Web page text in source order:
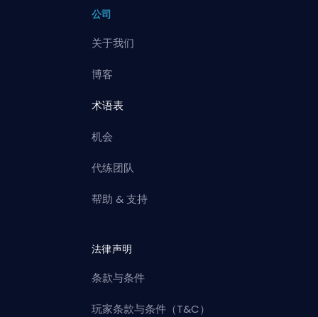
公司
关于我们
博客
术语表
机会
代练团队
帮助 & 支持
法律声明
条款与条件
玩家条款与条件（T&C）